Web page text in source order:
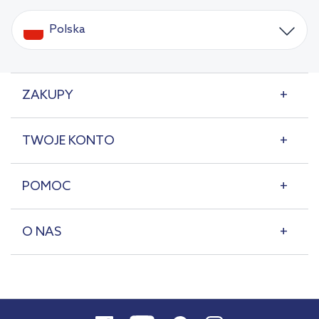
Polska
ZAKUPY
TWOJE KONTO
POMOC
O NAS